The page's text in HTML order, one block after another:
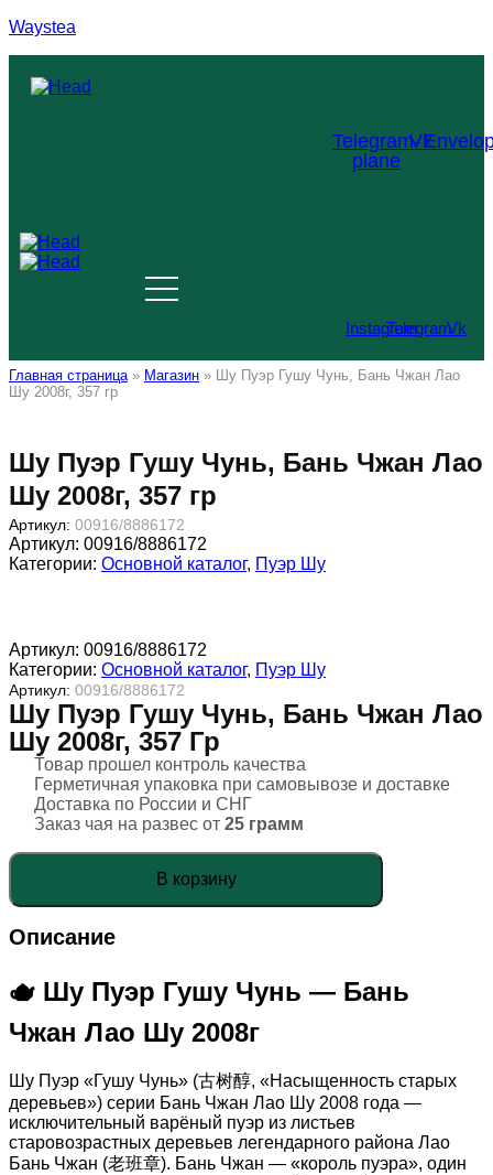
Waystea
Telegram-
plane
Vk
InstagramTelegramVk
Главная страница» Магазин » Шу Пуэр Гушу Чунь, Бань Чжан Лао
Шу 2008г, 357 гр
Шу Пуэр Гушу Чунь, Бань Чжан Лао
Шу 2008г, 357 гр
Артикул: 00916/8886172
Артикул: 00916/8886172
Категории: Основной каталог, Пуэр Шу
Артикул: 00916/8886172
Категории: Основной каталог, Пуэр Шу
Артикул: 00916/8886172
Шу Пуэр Гушу Чунь, Бань Чжан Лао
Шу 2008г, 357 Гр
Товар прошел контроль качества
Герметичная упаковка при самовывозе и доставке
Доставка по России и СНГ
Заказ чая на развес от 25 грамм
Количество
Шу
Гушу
Бань
Чжан
Лао
Шу
357
гр
В корзину
Описание
🫖 Шу Пуэр Гушу Чунь — Бань
Чжан Лао Шу 2008г
Шу Пуэр «Гушу Чунь» (古树醇, «Насыщенность старых
деревьев») серии Бань Чжан Лао Шу 2008 года —
исключительный варёный пуэр из листьев
старовозрастных деревьев легендарного района Лао
Бань Чжан (老班章). Бань Чжан — «король пуэра», один